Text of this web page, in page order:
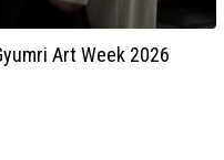
Art Week 2026